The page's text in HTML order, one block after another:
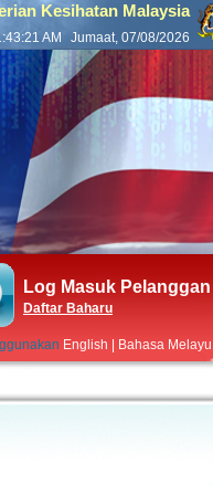
Kesihatan Malaysia
AM Jumaat, 07/08/2026
Log Masuk Pelanggan
Daftar Baharu
English Bahasa Melayu